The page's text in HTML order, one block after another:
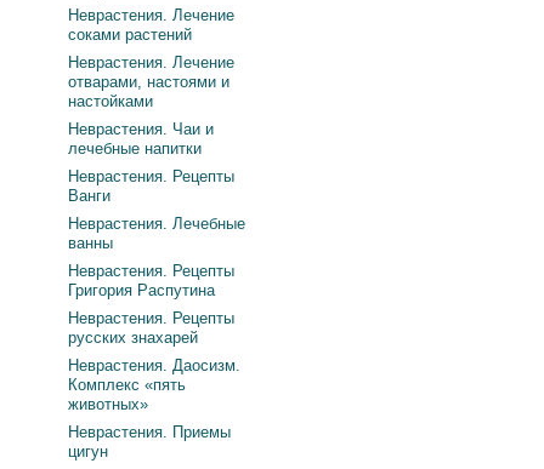
Неврастения. Лечение
соками растений
Неврастения. Лечение
отварами, настоями и
настойками
Неврастения. Чаи и
лечебные напитки
Неврастения. Рецепты
Ванги
Неврастения. Лечебные
ванны
Неврастения. Рецепты
Григория Распутина
Неврастения. Рецепты
русских знахарей
Неврастения. Даосизм.
Комплекс «пять
животных»
Неврастения. Приемы
цигун